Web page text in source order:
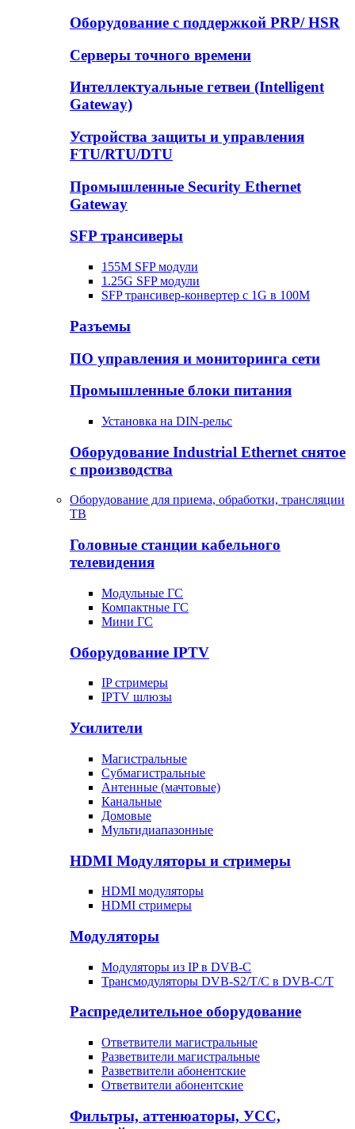
Оборудование с поддержкой PRP/ HSR
Серверы точного времени
Интеллектуальные гетвеи (Intelligent
Gateway)
Устройства защиты и управления
FTU/RTU/DTU
Промышленные Security Ethernet
Gateway
SFP трансиверы
155M SFP модули
1.25G SFP модули
SFP трансивер-конвертер с 1G в 100М
Разъемы
ПО управления и мониторинга сети
Промышленные блоки питания
Установка на DIN-рельс
Оборудование Industrial Ethernet снятое
с производства
Оборудование для приема, обработки, трансляции
ТВ
Головные станции кабельного
телевидения
Модульные ГС
Компактные ГС
Мини ГС
Оборудование IPTV
IP стримеры
IPTV шлюзы
Усилители
Магистральные
Субмагистральные
Антенные (мачтовые)
Канальные
Домовые
Мультидиапазонные
HDMI Модуляторы и стримеры
HDMI модуляторы
HDMI стримеры
Модуляторы
Модуляторы из IP в DVB-C
Трансмодуляторы DVB-S2/T/C в DVB-C/T
Распределительное оборудование
Ответвители магистральные
Разветвители магистральные
Разветвители абонентские
Ответвители абонентские
Фильтры, аттенюаторы, УСС,